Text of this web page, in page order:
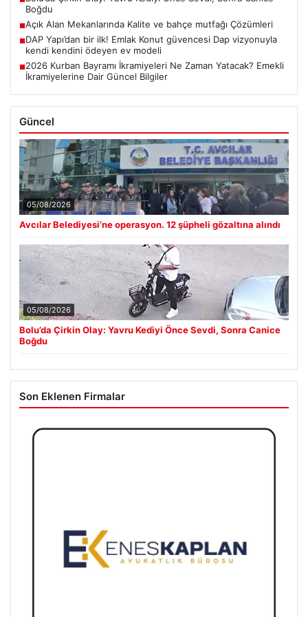
Boğdu
■Açık Alan Mekanlarında Kalite ve bahçe mutfağı Çözümleri
■DAP Yapı’dan bir ilk! Emlak Konut güvencesi Dap vizyonuyla
kendi kendini ödeyen ev modeli
■2026 Kurban Bayramı İkramiyeleri Ne Zaman Yatacak? Emekli
İkramiyelerine Dair Güncel Bilgiler
Güncel
05/08/2026
Avcılar Belediyesi’ne operasyon. 12 şüpheli gözaltına alındı
05/08/2026
Bolu’da Çirkin Olay: Yavru Kediyi Önce Sevdi, Sonra Canice
Boğdu
Son Eklenen Firmalar